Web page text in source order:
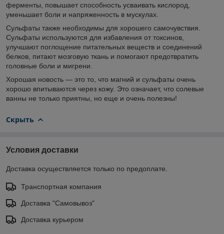
ферменты, повышает способность усваивать кислород,
уменьшает боли и напряженность в мускулах.
Сульфаты также необходимы для хорошего самочувствия.
Сульфаты используются для избавления от токсинов,
улучшают поглощение питательных веществ и соединений
белков, питают мозговую ткань и помогают предотвратить
головные боли и мигрени.
Хорошая новость — это то, что магний и сульфаты очень
хорошо впитываются через кожу. Это означает, что солевые
ванны не только приятны, но еще и очень полезны!
Скрыть
Условия доставки
Доставка осуществляется только по предоплате.
Транспортная компания
Доставка "Самовывоз"
Доставка курьером